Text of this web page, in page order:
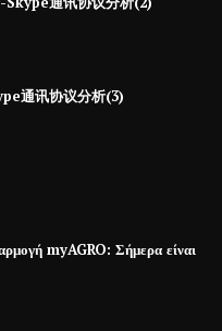
通讯协议分析(3)
myAGRO: Σήμερα είναι